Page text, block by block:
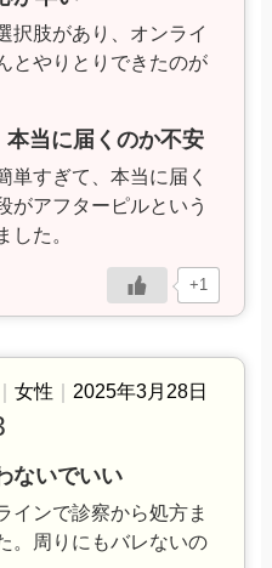
択肢があり、オンライ
とやりとりできたのが
本当に届くのか不安
単すぎて、本当に届く
がアフターピルという
した。
+1
｜女性 2025年3月28日
ないでいい
インで診察から処方ま
。周りにもバレないの